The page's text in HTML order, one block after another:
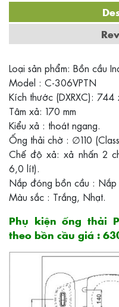
Loại sản phẩm: Bồn cầu
Model : C-306VPTN
Kích thước (DXRXC):
Tâm xả: 170 mm
Kiểu xả : thoát ngang.
Ống thải chờ : ∅110
Chế độ xả: xả nhấn 2
6,0 lít).
Nắp đóng bồn cầu : Nắp
Màu sắc : Trắng, Nhạt.
Phụ kiện ống thải
theo bồn cầu giá :